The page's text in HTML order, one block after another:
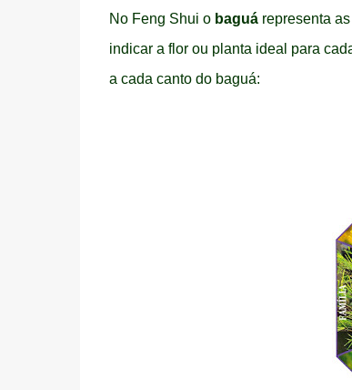
No Feng Shui o baguárepresenta as
indicar a flor ou planta ideal para
a cada canto do baguá: